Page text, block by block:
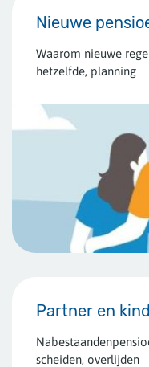
Nieuwe
Waarom nieuwe
hetzelfde, planning
Partner en
scheiden, overlijden